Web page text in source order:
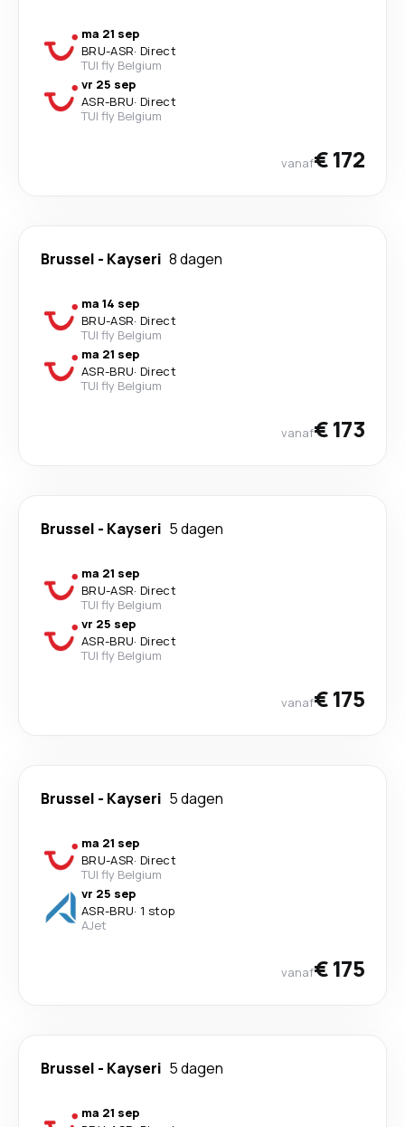
ma 21 sep
BRU-ASR· Direct
TUI fly Belgium
vr 25 sep
ASR-BRU· Direct
TUI fly Belgium
vanaf€ 172
Brussel - Kayseri 8 dagen
ma 14 sep
BRU-ASR· Direct
TUI fly Belgium
ma 21 sep
ASR-BRU· Direct
TUI fly Belgium
vanaf€ 173
Brussel - Kayseri 5 dagen
ma 21 sep
BRU-ASR· Direct
TUI fly Belgium
vr 25 sep
ASR-BRU· Direct
TUI fly Belgium
vanaf€ 175
Brussel - Kayseri 5 dagen
ma 21 sep
BRU-ASR· Direct
TUI fly Belgium
vr 25 sep
ASR-BRU· 1 stop
AJet
vanaf€ 175
Brussel - Kayseri 5 dagen
ma 21 sep